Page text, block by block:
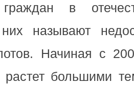
граждан в
называют
Начиная с
растет большими